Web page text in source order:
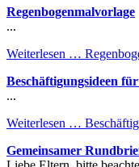
Regenbogenmalvorlage
...
Weiterlesen …
Beschäftigungsideen
...
Weiterlesen …
Gemeinsamer